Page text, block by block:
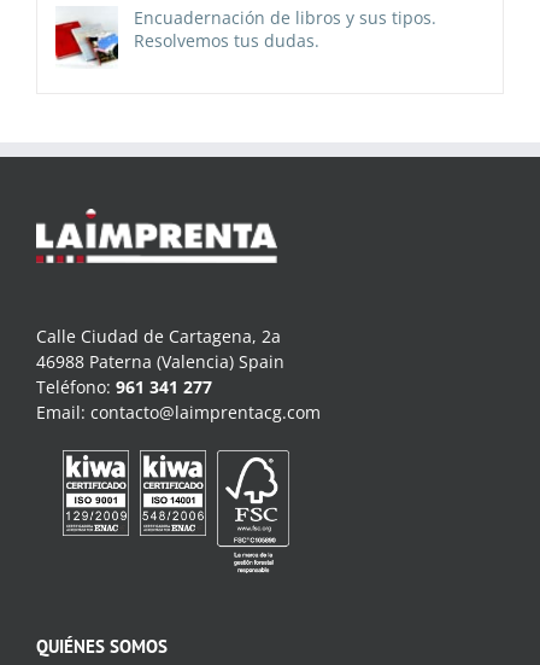
Encuadernación de libros y sus tipos.
Resolvemos tus dudas.
Calle Ciudad de Cartagena, 2a
46988 Paterna (Valencia) Spain
Teléfono: 961 341 277
Email: contacto@laimprentacg.com
QUIÉNES SOMOS